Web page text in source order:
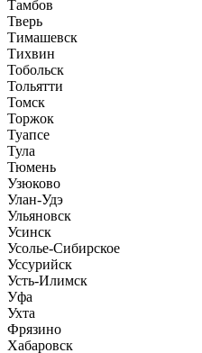
Тамбов
Тверь
Тимашевск
Тихвин
Тобольск
Тольятти
Томск
Торжок
Туапсе
Тула
Тюмень
Узюково
Улан-Удэ
Ульяновск
Усинск
Усолье-Сибирское
Уссурийск
Усть-Илимск
Уфа
Ухта
Фрязино
Хабаровск